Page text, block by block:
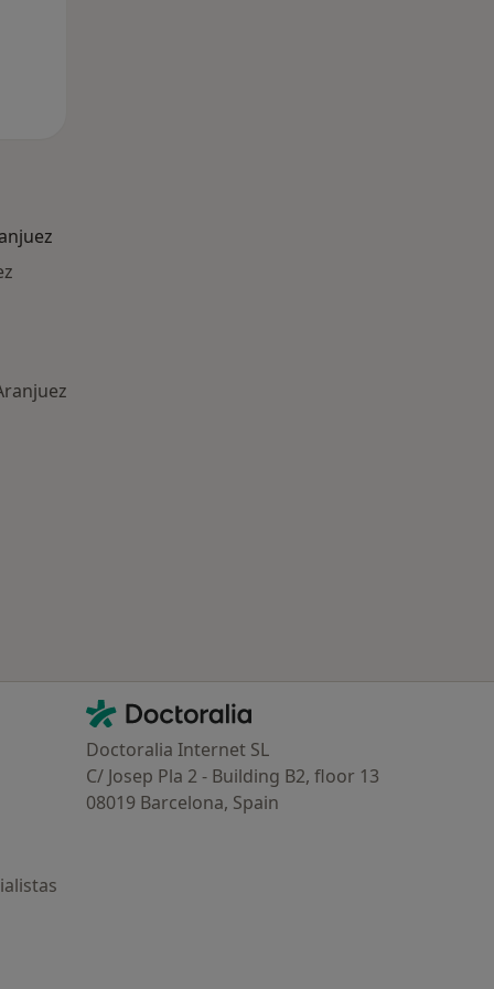
Contacto
Doctoralia - Página de inicio
Doctoralia Internet SL
C/ Josep Pla 2 - Building B2, floor 13
08019 Barcelona, Spain